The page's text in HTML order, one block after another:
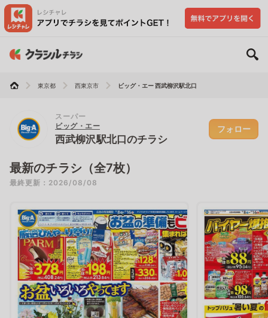
東京都 西東京市 ビッグ・エー 西武柳沢駅北口
スーパー
ビッグ・エー
西武柳沢駅北口のチラシ
フォロー
最新のチラシ（全7枚）
最終更新：2026/08/08